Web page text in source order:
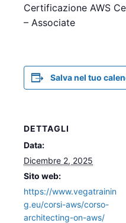
Certificazione AWS
– Associate
Salva nel tuo
DETTAGLI
Data:
Dicembre 2, 2025
Sito web:
https://www.vegatrainin
g.eu/corsi-aws/corso-
architecting-on-aws/